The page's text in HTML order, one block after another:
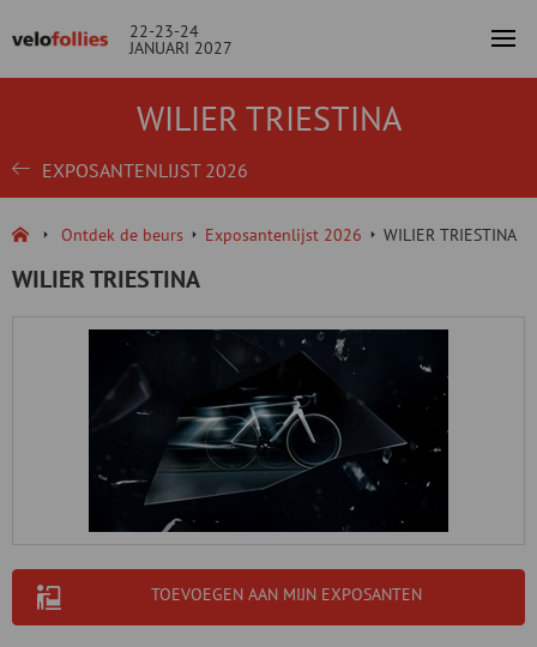
22-23-24
JANUARI 2027
WILIER TRIESTINA
EXPOSANTENLIJST 2026
Ontdek de beurs Exposantenlijst 2026 WILIER TRIESTINA
WILIER TRIESTINA
TOEVOEGEN AAN MIJN EXPOSANTEN